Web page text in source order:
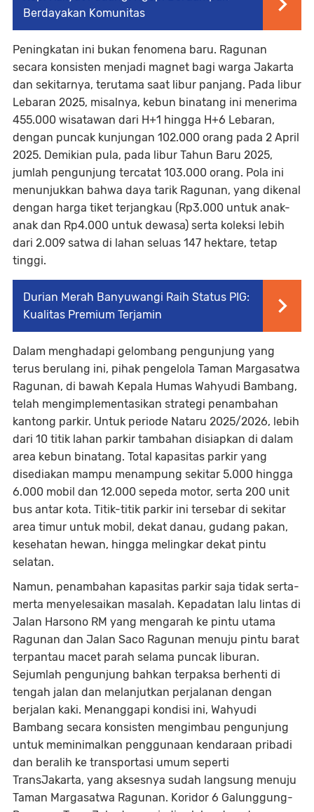
Berdayakan Komunitas
Peningkatan ini bukan fenomena baru. Ragunan
secara konsisten menjadi magnet bagi warga Jakarta
dan sekitarnya, terutama saat libur panjang. Pada libur
Lebaran 2025, misalnya, kebun binatang ini menerima
455.000 wisatawan dari H+1 hingga H+6 Lebaran,
dengan puncak kunjungan 102.000 orang pada 2 April
2025. Demikian pula, pada libur Tahun Baru 2025,
jumlah pengunjung tercatat 103.000 orang. Pola ini
menunjukkan bahwa daya tarik Ragunan, yang dikenal
dengan harga tiket terjangkau (Rp3.000 untuk anak-
anak dan Rp4.000 untuk dewasa) serta koleksi lebih
dari 2.009 satwa di lahan seluas 147 hektare, tetap
tinggi.
Durian Merah Banyuwangi Raih Status PIG:
Kualitas Premium Terjamin
Dalam menghadapi gelombang pengunjung yang
terus berulang ini, pihak pengelola Taman Margasatwa
Ragunan, di bawah Kepala Humas Wahyudi Bambang,
telah mengimplementasikan strategi penambahan
kantong parkir. Untuk periode Nataru 2025/2026, lebih
dari 10 titik lahan parkir tambahan disiapkan di dalam
area kebun binatang. Total kapasitas parkir yang
disediakan mampu menampung sekitar 5.000 hingga
6.000 mobil dan 12.000 sepeda motor, serta 200 unit
bus antar kota. Titik-titik parkir ini tersebar di sekitar
area timur untuk mobil, dekat danau, gudang pakan,
kesehatan hewan, hingga melingkar dekat pintu
selatan.
Namun, penambahan kapasitas parkir saja tidak serta-
merta menyelesaikan masalah. Kepadatan lalu lintas di
Jalan Harsono RM yang mengarah ke pintu utama
Ragunan dan Jalan Saco Ragunan menuju pintu barat
terpantau macet parah selama puncak liburan.
Sejumlah pengunjung bahkan terpaksa berhenti di
tengah jalan dan melanjutkan perjalanan dengan
berjalan kaki. Menanggapi kondisi ini, Wahyudi
Bambang secara konsisten mengimbau pengunjung
untuk meminimalkan penggunaan kendaraan pribadi
dan beralih ke transportasi umum seperti
TransJakarta, yang aksesnya sudah langsung menuju
Taman Margasatwa Ragunan. Koridor 6 Galunggung-